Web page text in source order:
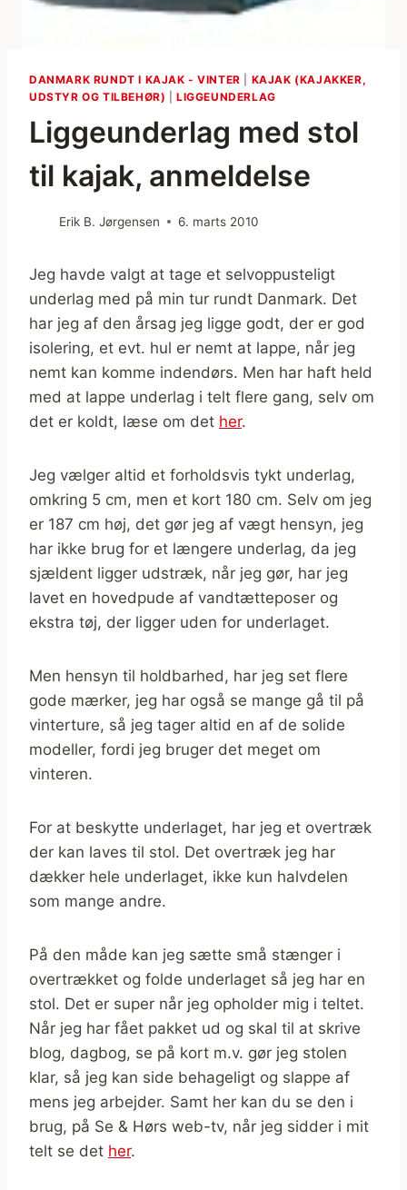
DANMARK RUNDT I KAJAK - VINTER
KAJAK (KAJAKKER,
UDSTYR OG TILBEHØR) |LIGGEUNDERLAG
Liggeunderlag med stol
til kajak, anmeldelse
Erik B. Jørgensen 6. marts 2010
Jeg havde valgt at tage et selvoppusteligt
underlag med på min tur rundt Danmark. Det
har jeg af den årsag jeg ligge godt, der er god
isolering, et evt. hul er nemt at lappe, når jeg
nemt kan komme indendørs. Men har haft held
med at lappe underlag i telt flere gang, selv om
det er koldt, læse om det her.
Jeg vælger altid et forholdsvis tykt underlag,
omkring 5 cm, men et kort 180 cm. Selv om jeg
er 187 cm høj, det gør jeg af vægt hensyn, jeg
har ikke brug for et længere underlag, da jeg
sjældent ligger udstræk, når jeg gør, har jeg
lavet en hovedpude af vandtætteposer og
ekstra tøj, der ligger uden for underlaget.
Men hensyn til holdbarhed, har jeg set flere
gode mærker, jeg har også se mange gå til på
vinterture, så jeg tager altid en af de solide
modeller, fordi jeg bruger det meget om
vinteren.
For at beskytte underlaget, har jeg et overtræk
der kan laves til stol. Det overtræk jeg har
dækker hele underlaget, ikke kun halvdelen
som mange andre.
På den måde kan jeg sætte små stænger i
overtrækket og folde underlaget så jeg har en
stol. Det er super når jeg opholder mig i teltet.
Når jeg har fået pakket ud og skal til at skrive
blog, dagbog, se på kort m.v. gør jeg stolen
klar, så jeg kan side behageligt og slappe af
mens jeg arbejder. Samt her kan du se den i
brug, på Se & Hørs web-tv, når jeg sidder i mit
telt se det her.